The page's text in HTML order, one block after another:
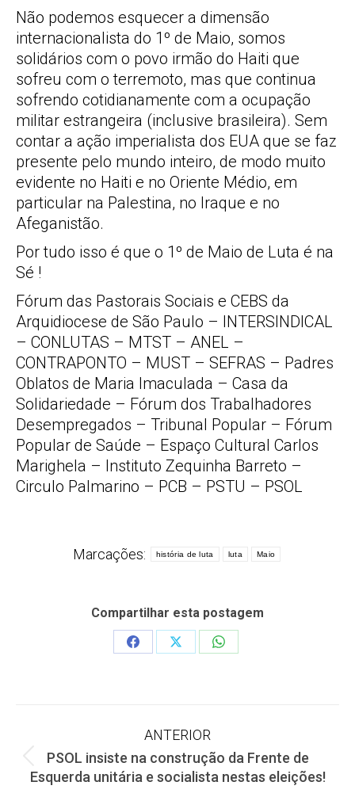
Não podemos esquecer a dimensão
internacionalista do 1º de Maio, somos
solidários com o povo irmão do Haiti que
sofreu com o terremoto, mas que continua
sofrendo cotidianamente com a ocupação
militar estrangeira (inclusive brasileira). Sem
contar a ação imperialista dos EUA que se faz
presente pelo mundo inteiro, de modo muito
evidente no Haiti e no Oriente Médio, em
particular na Palestina, no Iraque e no
Afeganistão.
Por tudo isso é que o 1º de Maio de Luta é na
Sé !
Fórum das Pastorais Sociais e CEBS da
Arquidiocese de São Paulo – INTERSINDICAL
– CONLUTAS – MTST – ANEL –
CONTRAPONTO – MUST – SEFRAS – Padres
Oblatos de Maria Imaculada – Casa da
Solidariedade – Fórum dos Trabalhadores
Desempregados – Tribunal Popular – Fórum
Popular de Saúde – Espaço Cultural Carlos
Marighela – Instituto Zequinha Barreto –
Circulo Palmarino – PCB – PSTU – PSOL
Marcações: história de luta luta Maio
Compartilhar esta postagem
Share
Share
Share
Navegação
de
ANTERIOR
Post
anterior:
PSOL insiste na construção da Frente de
Esquerda unitária e socialista nestas eleições!